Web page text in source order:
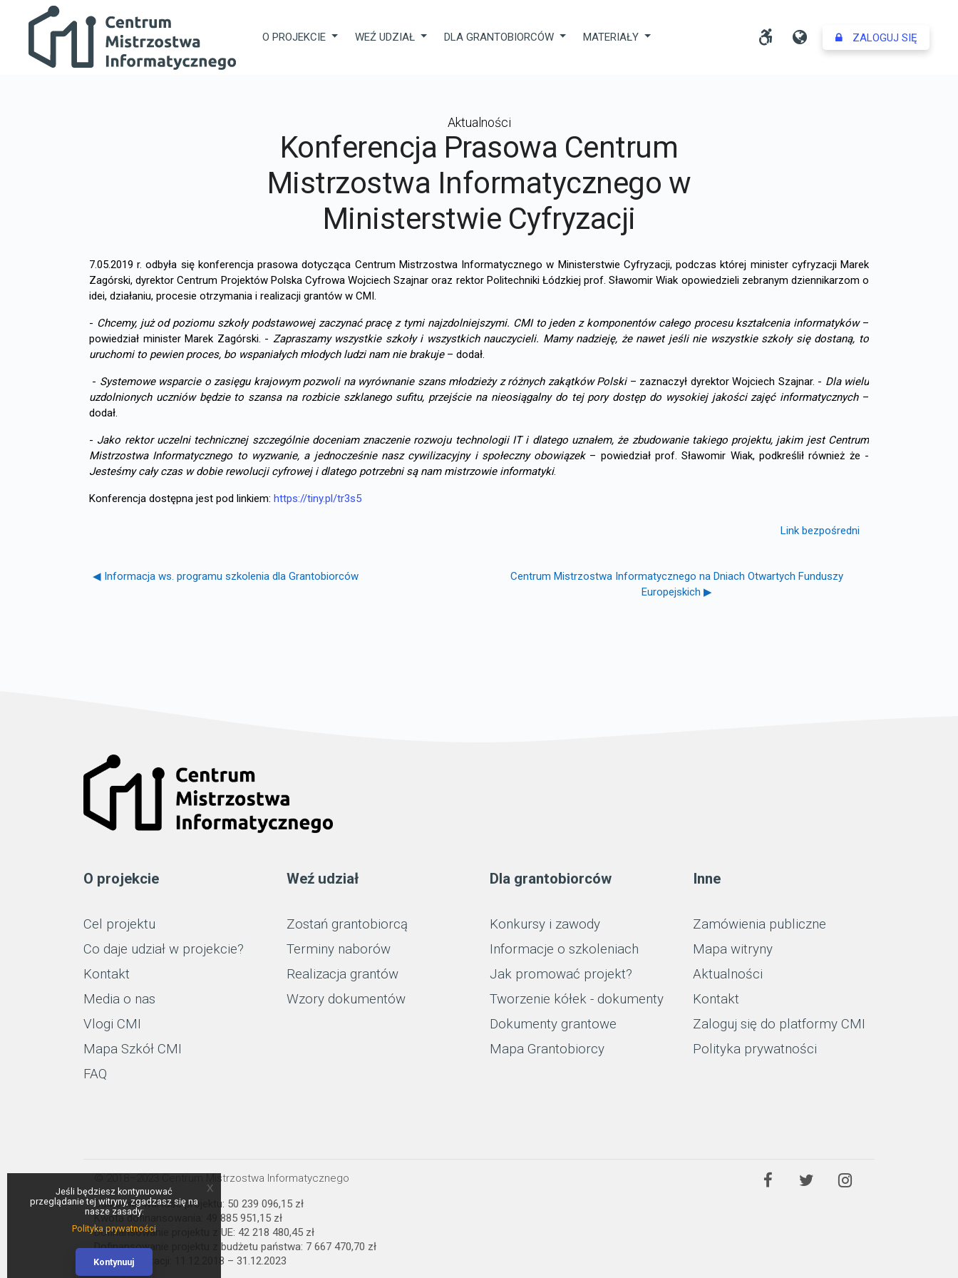
Przejdź do głównej zawartości
Centrum Mistrzostwa Informatycznego
O PROJEKCIE
WEŹ UDZIAŁ DLA GRANTOBIORCÓW MATERIAŁY Dostosuj ustawienia
Język ZALOGUJ SIĘ
Aktualności
Konferencja Prasowa Centrum
Mistrzostwa Informatycznego w
Ministerstwie Cyfryzacji
7.05.2019 r. odbyła się konferencja prasowa dotycząca Centrum Mistrzostwa Informatycznego w Ministerstwie Cyfryzacji, podczas której minister cyfryzacji Marek
Zagórski, dyrektor Centrum Projektów Polska Cyfrowa Wojciech Szajnar oraz rektor Politechniki Łódzkiej prof. Sławomir Wiak opowiedzieli zebranym dziennikarzom o
idei, działaniu, procesie otrzymania i realizacji grantów w CMI.
- Chcemy, już od poziomu szkoły podstawowej zaczynać pracę z tymi najzdolniejszymi. CMI to jeden z komponentów całego procesu kształcenia informatyków–
powiedział minister Marek Zagórski. - Zapraszamy wszystkie szkoły i wszystkich nauczycieli. Mamy nadzieję, że nawet jeśli nie wszystkie szkoły się dostaną, to
uruchomi to pewien proces, bo wspaniałych młodych ludzi nam nie brakuje– dodał.
- Systemowe wsparcie o zasięgu krajowym pozwoli na wyrównanie szans młodzieży z różnych zakątków Polski– zaznaczył dyrektor Wojciech Szajnar. - Dla wielu
uzdolnionych uczniów będzie to szansa na rozbicie szklanego sufitu, przejście na nieosiągalny do tej pory dostęp do wysokiej jakości zajęć informatycznych–
dodał.
- Jako rektor uczelni technicznej szczególnie doceniam znaczenie rozwoju technologii IT i dlatego uznałem, że zbudowanie takiego projektu, jakim jest Centrum
Mistrzostwa Informatycznego to wyzwanie, a jednocześnie nasz cywilizacyjny i społeczny obowiązek– powiedział prof. Sławomir Wiak, podkreślił również że -
Jesteśmy cały czas w dobie rewolucji cyfrowej i dlatego potrzebni są nam mistrzowie informatyki.
Konferencja dostępna jest pod linkiem: https://tiny.pl/tr3s5
Link bezpośredni
◀︎ Informacja ws. programu szkolenia dla Grantobiorców
Centrum Mistrzostwa Informatycznego na Dniach Otwartych Funduszy
Europejskich ▶︎
O projekcie
Cel projektu
Co daje udział w projekcie?
Kontakt
Media o nas
Vlogi CMI
Mapa Szkół CMI
FAQ
Weź udział
Zostań grantobiorcą
Terminy naborów
Realizacja grantów
Wzory dokumentów
Dla grantobiorców
Konkursy i zawody
Informacje o szkoleniach
Jak promować projekt?
Tworzenie kółek - dokumenty
Dokumenty grantowe
Mapa Grantobiorcy
Inne
Zamówienia publiczne
Mapa witryny
Aktualności
Kontakt
Zaloguj się do platformy CMI
Polityka prywatności
© 2018–2023 Centrum Mistrzostwa Informatycznego
Całkowita wartość projektu: 50 239 096,15 zł
Kwota dofinansowania: 49 885 951,15 zł
Dofinansowanie projektu z UE: 42 218 480,45 zł
Dofinansowanie projektu z budżetu państwa: 7 667 470,70 zł
Termin realizacji: 11.12.2018 – 31.12.2023
FacebookTwitterInstagram
Jeśli będziesz kontynuować
przeglądanie tej witryny, zgadzasz się na
nasze zasady:
Polityka prywatności
Kontynuuj
x